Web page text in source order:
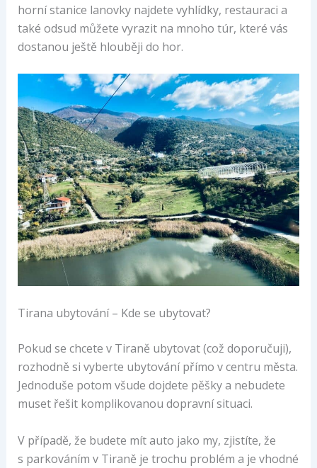
horní stanice lanovky najdete vyhlídky, restauraci a
také odsud můžete vyrazit na mnoho túr, které vás
dostanou ještě hlouběji do hor.
Tirana ubytování – Kde se ubytovat?
Pokud se chcete v Tiraně ubytovat (což doporučuji),
rozhodně si vyberte ubytování přímo v centru města.
Jednoduše potom všude dojdete pěšky a nebudete
muset řešit komplikovanou dopravní situaci.
V případě, že budete mít auto jako my, zjistíte, že
s parkováním v Tiraně je trochu problém a je vhodné